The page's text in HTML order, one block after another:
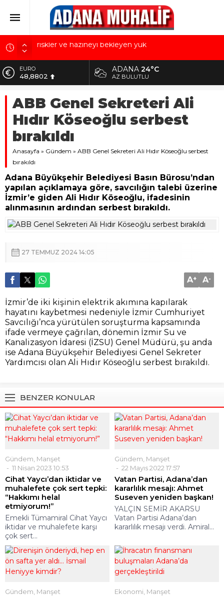
‘Devlette para yok!’ yalanı
Kuru meyve sektörü 2 milyar dolar ihracat hedefi
için Ankara’dan destek istedi
Mobilya ihracatında Avrupa ivmesi
Göz için “Akıllı Mercek” herkes için uygun mu?
Devletin iki bilançosu: Görünen bütçe, bütçe dışı
riskler ve hazineyi bekleyen yük
EURO
48,8802
5.629,56
BİST
10.824,63
42,2340
ADANA24°C
AZ BULUTLU
ABB Genel Sekreteri Ali
Hıdır Köseoğlu serbest
bırakıldı
Anasayfa » Gündem » ABB Genel Sekreteri Ali Hıdır Köseoğlu serbest
bırakıldı
Adana Büyükşehir Belediyesi Basın Bürosu’ndan
yapılan açıklamaya göre, savcılığın talebi üzerine
İzmir’e giden Ali Hıdır Köseoğlu, ifadesinin
alınmasının ardından serbest bırakıldı.
27 TEMMUZ 2024 14:05
A+ A-
İzmir’de iki kişinin elektrik akımına kapılarak
hayatını kaybetmesi nedeniyle İzmir Cumhuriyet
Savcılığı’nca yürütülen soruşturma kapsamında
ifade vermeye çağrılan, dönemin İzmir Su ve
Kanalizasyon İdaresi (İZSU) Genel Müdürü, şu anda
ise Adana Büyükşehir Belediyesi Genel Sekreter
Yardımcısı olan Ali Hıdır Köseoğlu serbest bırakıldı.
BENZER KONULAR
Gündem Manşet
11 Nisan 2023 10:53
Cihat Yaycı’dan iktidar ve
muhalefete çok sert tepki:
“Hakkımı helal
etmiyorum!”
Emekli Tümamiral Cihat Yaycı
iktidar ve muhalefete karşı
çok sert...
Gündem Manşet
22 Mayıs 2022 17:57
Vatan Partisi, Adana’dan
kararlılık mesajı: Ahmet
Suseven yeniden başkan!
YALÇIN SEMİR AKARSU
Vatan Partisi Adana’dan
kararlılık mesajı verdi. Amiral...
Gündem Manşet
Ekonomi Manşet